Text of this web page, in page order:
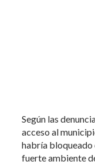
Según las
acceso al
habría bloqueado
fuerte ambiente